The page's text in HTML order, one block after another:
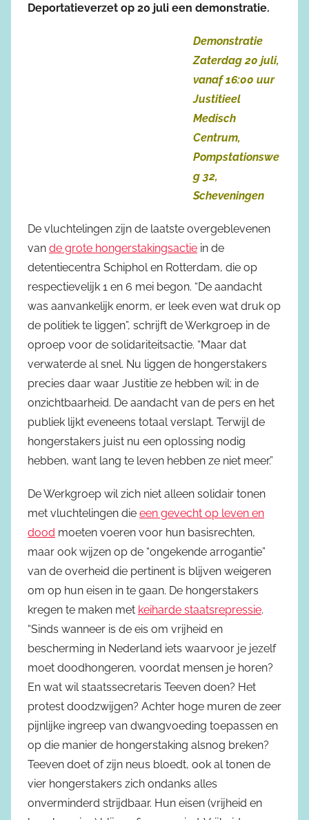
Deportatieverzet op 20 juli een demonstratie.
Demonstratie
Zaterdag 20 juli,
vanaf 16:00 uur
Justitieel
Medisch
Centrum,
Pompstationswe
g 32,
Scheveningen
De vluchtelingen zijn de laatste overgeblevenen
van de grote hongerstakingsactie in de
detentiecentra Schiphol en Rotterdam, die op
respectievelijk 1 en 6 mei begon. “De aandacht
was aanvankelijk enorm, er leek even wat druk op
de politiek te liggen”, schrijft de Werkgroep in de
oproep voor de solidariteitsactie. “Maar dat
verwaterde al snel. Nu liggen de hongerstakers
precies daar waar Justitie ze hebben wil: in de
onzichtbaarheid. De aandacht van de pers en het
publiek lijkt eveneens totaal verslapt. Terwijl de
hongerstakers juist nu een oplossing nodig
hebben, want lang te leven hebben ze niet meer.”
De Werkgroep wil zich niet alleen solidair tonen
met vluchtelingen die een gevecht op leven en
dood moeten voeren voor hun basisrechten,
maar ook wijzen op de “ongekende arrogantie”
van de overheid die pertinent is blijven weigeren
om op hun eisen in te gaan. De hongerstakers
kregen te maken met keiharde staatsrepressie.
“Sinds wanneer is de eis om vrijheid en
bescherming in Nederland iets waarvoor je jezelf
moet doodhongeren, voordat mensen je horen?
En wat wil staatssecretaris Teeven doen? Het
protest doodzwijgen? Achter hoge muren de zeer
pijnlijke ingreep van dwangvoeding toepassen en
op die manier de hongerstaking alsnog breken?
Teeven doet of zijn neus bloedt, ook al tonen de
vier hongerstakers zich ondanks alles
onverminderd strijdbaar. Hun eisen (vrijheid en